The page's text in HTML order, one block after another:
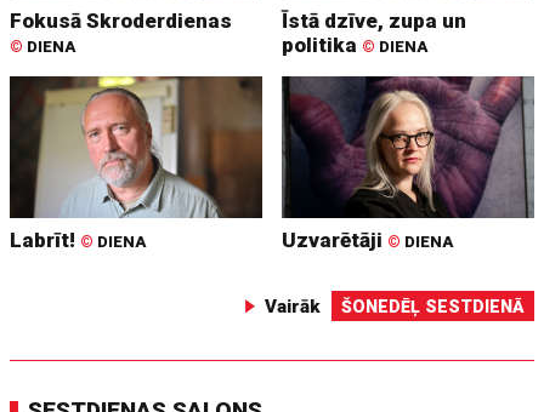
Fokusā Skroderdienas
© DIENA
Īstā dzīve, zupa un
politika © DIENA
Labrīt! © DIENA Uzvarētāji © DIENA
Vairāk ŠONEDĒĻ SESTDIENĀ